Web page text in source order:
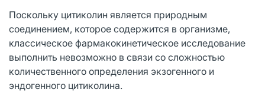
Поскольку цитиколин является природным
соединением, которое содержится в организме,
классическое фармакокинетическое исследование
выполнить невозможно в связи со сложностью
количественного определения экзогенного и
эндогенного цитиколина.